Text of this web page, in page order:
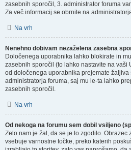
zasebnih sporočil, 3. administrator foruma
Za več informacij se obrnite na
Na vrh
Nenehno dobivam nezaželena zasebna
Določenega uporabnika lahko blokirate in
zasebnih sporočil (to lahko nastavite na vaši
od določenega uporabnika prejemate žaljiva
administratorja foruma, saj mu le-ta lahko
zasebnih sporočil.
Na vrh
Od nekoga na forumu sem dobil vsiljeno
Zelo nam je žal, da se je to zgodilo. Obrazec
vsebuje varnostne točke, preko katerih